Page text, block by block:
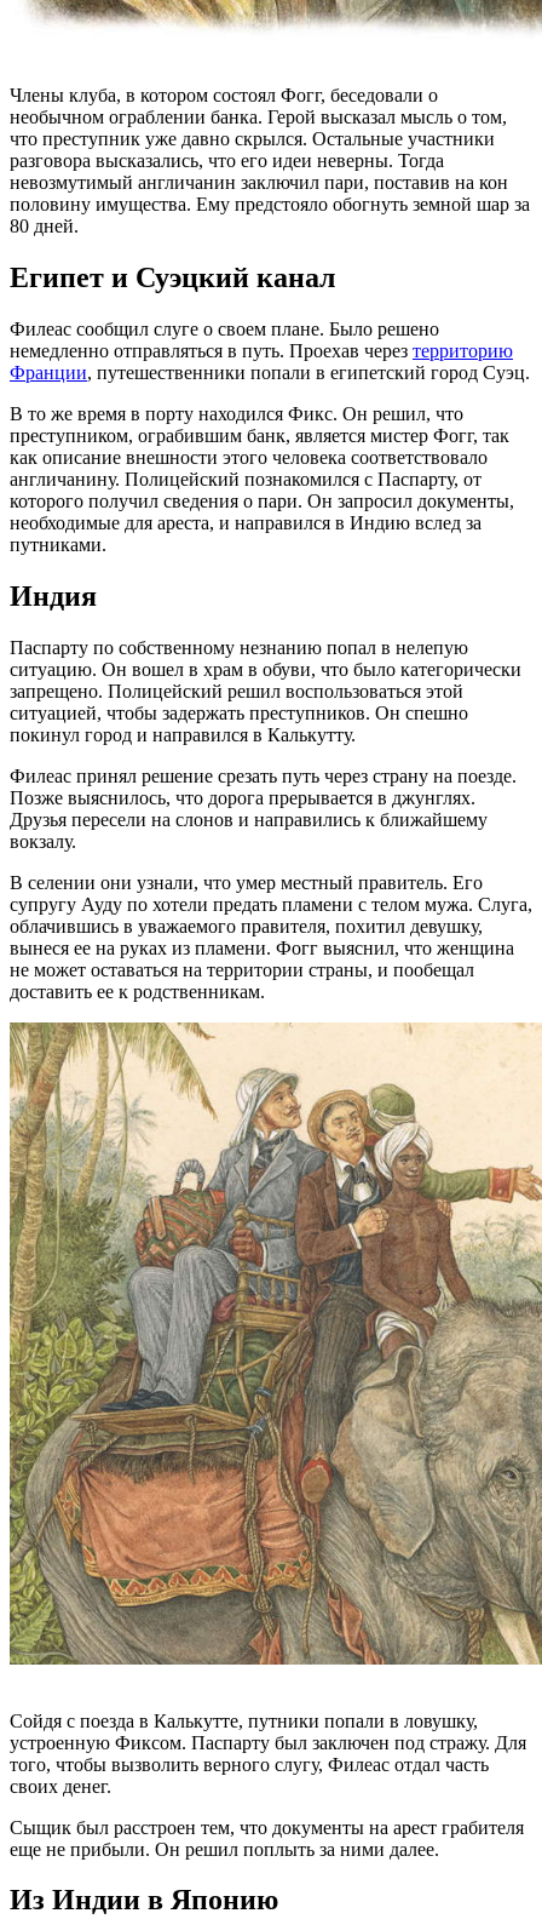
Члены клуба, в котором состоял Фогг, беседовали о
необычном ограблении банка. Герой высказал мысль о том,
что преступник уже давно скрылся. Остальные участники
разговора высказались, что его идеи неверны. Тогда
невозмутимый англичанин заключил пари, поставив на кон
половину имущества. Ему предстояло обогнуть земной шар за
80 дней.
Египет и Суэцкий канал
Филеас сообщил слуге о своем плане. Было решено
немедленно отправляться в путь. Проехав через территорию
Франции, путешественники попали в египетский город Суэц.
В то же время в порту находился Фикс. Он решил, что
преступником, ограбившим банк, является мистер Фогг, так
как описание внешности этого человека соответствовало
англичанину. Полицейский познакомился с Паспарту, от
которого получил сведения о пари. Он запросил документы,
необходимые для ареста, и направился в Индию вслед за
путниками.
Индия
Паспарту по собственному незнанию попал в нелепую
ситуацию. Он вошел в храм в обуви, что было категорически
запрещено. Полицейский решил воспользоваться этой
ситуацией, чтобы задержать преступников. Он спешно
покинул город и направился в Калькутту.
Филеас принял решение срезать путь через страну на поезде.
Позже выяснилось, что дорога прерывается в джунглях.
Друзья пересели на слонов и направились к ближайшему
вокзалу.
В селении они узнали, что умер местный правитель. Его
супругу Ауду по хотели предать пламени с телом мужа. Слуга,
облачившись в уважаемого правителя, похитил девушку,
вынеся ее на руках из пламени. Фогг выяснил, что женщина
не может оставаться на территории страны, и пообещал
доставить ее к родственникам.
Сойдя с поезда в Калькутте, путники попали в ловушку,
устроенную Фиксом. Паспарту был заключен под стражу. Для
того, чтобы вызволить верного слугу, Филеас отдал часть
своих денег.
Сыщик был расстроен тем, что документы на арест грабителя
еще не прибыли. Он решил поплыть за ними далее.
Из Индии в Японию